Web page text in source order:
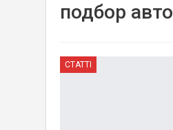
подбор авто
СТАТТІ